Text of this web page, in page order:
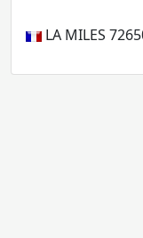
LA MILES